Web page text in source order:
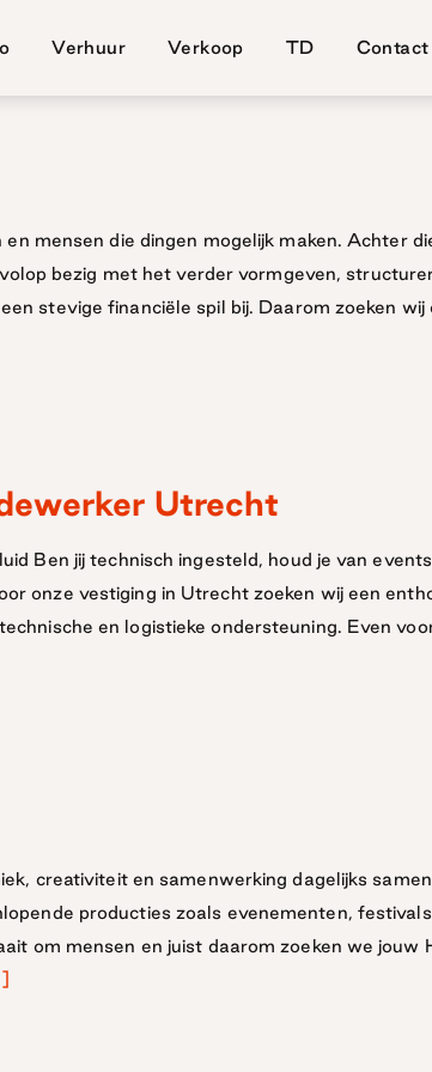
Verhuur Verkoop TD Contact
mensen die dingen mogelijk maken. Achter
bezig met het verder vormgeven,
stevige financiële spil bij. Daarom zoeken wij
Utrecht
Ben jij technisch ingesteld, houd je van
onze vestiging in Utrecht zoeken wij een
en logistieke ondersteuning. Even
creativiteit en samenwerking dagelijks
producties zoals evenementen,
om mensen en juist daarom zoeken we jouw